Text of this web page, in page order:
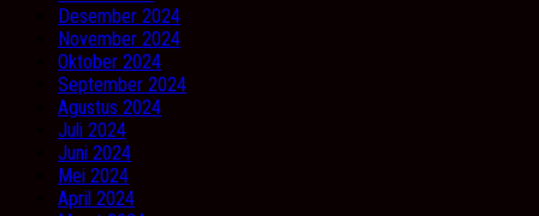
Desember 2024
November 2024
Oktober 2024
September 2024
Agustus 2024
Juli 2024
Juni 2024
Mei 2024
April 2024